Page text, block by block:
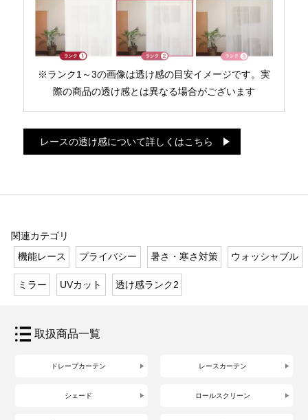
※ランク1～3の画像は透け感の目安イメージです。実
際の商品の透け感とは異なる場合がございます
レースの透け感について詳しくはこちら
関連カテゴリ
機能レース
プライバシー 暑さ・寒さ対策 ウォッシャブル
ミラー UVカット 透け感ランク2
取扱商品一覧
ドレープカーテン レースカーテン
シェード ロールスクリーン